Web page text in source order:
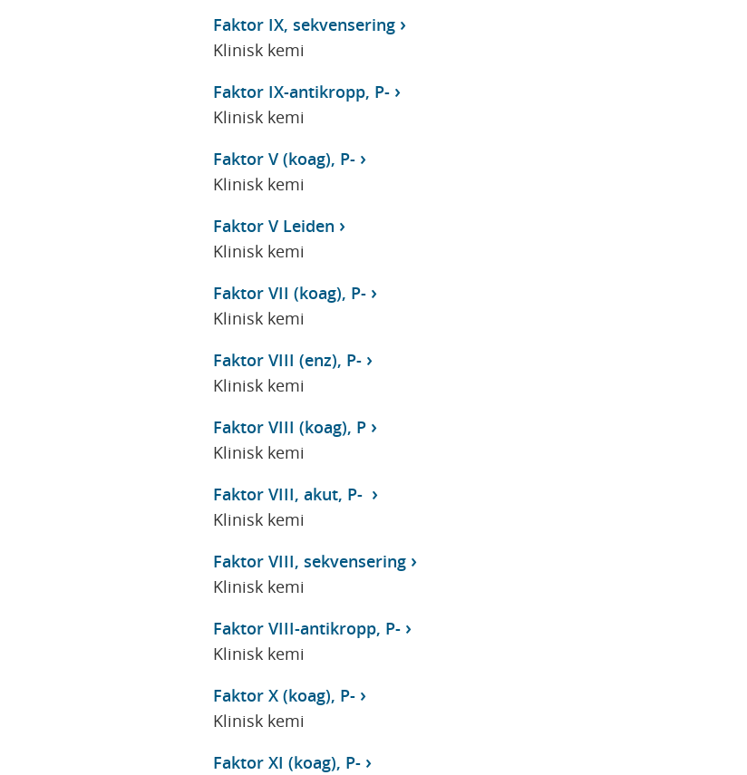
Faktor IX, sekvensering
Klinisk kemi
Faktor IX-antikropp, P-
Klinisk kemi
Faktor V (koag), P-
Klinisk kemi
Faktor V Leiden
Klinisk kemi
Faktor VII (koag), P-
Klinisk kemi
Faktor VIII (enz), P-
Klinisk kemi
Faktor VIII (koag), P
Klinisk kemi
Faktor VIII, akut, P-
Klinisk kemi
Faktor VIII, sekvensering
Klinisk kemi
Faktor VIII-antikropp, P-
Klinisk kemi
Faktor X (koag), P-
Klinisk kemi
Faktor XI (koag), P-